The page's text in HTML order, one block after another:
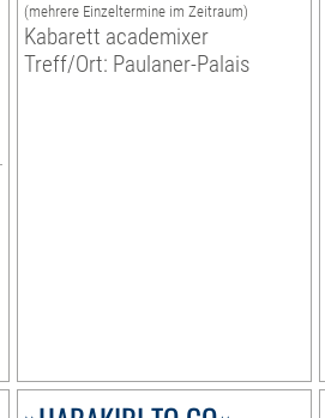
(mehrere Einzeltermine im Zeitraum)
Kabarett academixer
Treff/Ort: Paulaner-Palais